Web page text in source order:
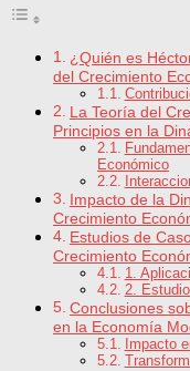
¿Quién es
del Crecimiento
La Teoría del
Principios en la
Económico
Impacto de la
Crecimiento
Estudios de
Crecimiento
1.
2.
Conclusiones
en la Economía
Impacto